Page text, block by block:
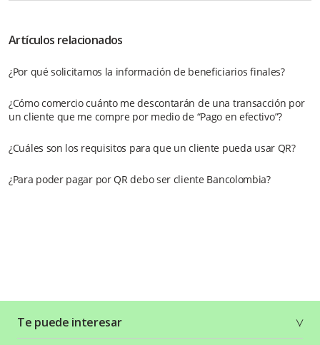
Artículos relacionados
¿Por qué solicitamos la información de beneficiarios finales?
¿Cómo comercio cuánto me descontarán de una transacción por
un cliente que me compre por medio de “Pago en efectivo”?
¿Cuáles son los requisitos para que un cliente pueda usar QR?
¿Para poder pagar por QR debo ser cliente Bancolombia?
Te puede interesar